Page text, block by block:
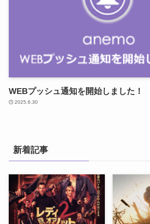
WEBプッシュ通知を開始しました！
2025.6.30
新着記事